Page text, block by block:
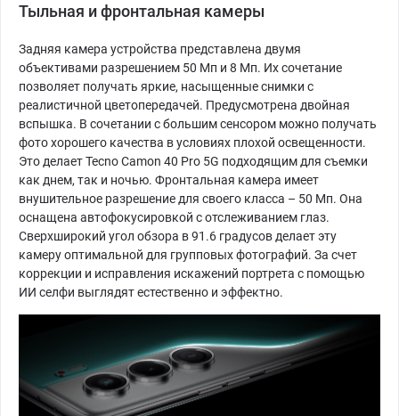
Тыльная и фронтальная камеры
Задняя камера устройства представлена двумя
объективами разрешением 50 Мп и 8 Мп. Их сочетание
позволяет получать яркие, насыщенные снимки с
реалистичной цветопередачей. Предусмотрена двойная
вспышка. В сочетании с большим сенсором можно получать
фото хорошего качества в условиях плохой освещенности.
Это делает Tecno Camon 40 Pro 5G подходящим для съемки
как днем, так и ночью. Фронтальная камера имеет
внушительное разрешение для своего класса – 50 Мп. Она
оснащена автофокусировкой с отслеживанием глаз.
Сверхширокий угол обзора в 91.6 градусов делает эту
камеру оптимальной для групповых фотографий. За счет
коррекции и исправления искажений портрета с помощью
ИИ селфи выглядят естественно и эффектно.